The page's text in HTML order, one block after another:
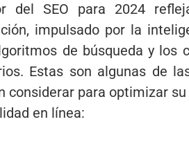
del SEO para 2024
impulsado por la
de búsqueda y los
Estas son algunas de
considerar para optimizar
en línea: